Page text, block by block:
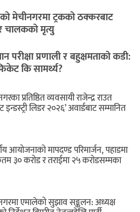
मेचीनगरमा ट्रकको ठक्करबाट
चालकको मृत्यु
परीक्षा प्रणाली र बहुक्षमताको कडी:
कि सामर्थ्य?
प्रतिष्ठित व्यवसायी राजेन्द्र राउत
इन्डस्ट्री लिडर २०२६’ अवार्डबाट सम्मानित
आयोजनाको मापदण्ड परिमार्जन, पहाडमा
३० करोड र तराईमा २५ करोडसम्मका
एमालेको सुझाव सङ्कलन: अध्यक्ष